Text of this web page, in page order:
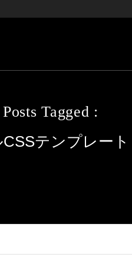
Posts Tagged :
テンプレート